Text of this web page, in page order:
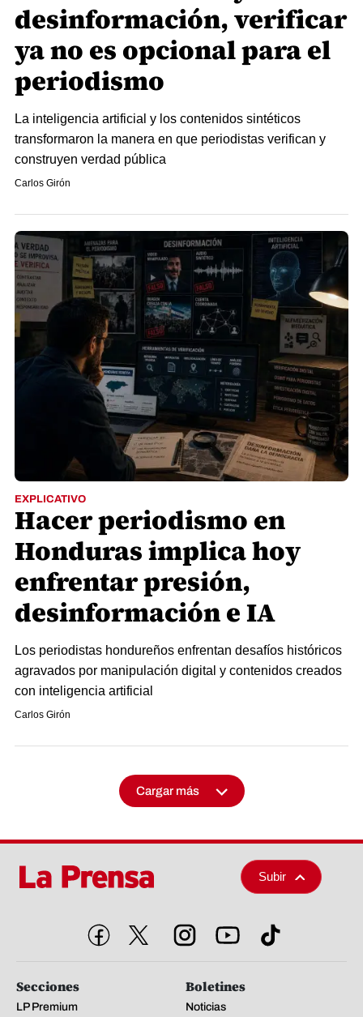
desinformación, verificar
ya no es opcional para el
periodismo
La inteligencia artificial y los contenidos sintéticos
transformaron la manera en que periodistas verifican y
construyen verdad pública
Carlos Girón
EXPLICATIVO
Hacer periodismo en
Honduras implica hoy
enfrentar presión,
desinformación e IA
Los periodistas hondureños enfrentan desafíos históricos
agravados por manipulación digital y contenidos creados
con inteligencia artificial
Carlos Girón
Cargar más
Subir
Secciones
LP Premium
Boletines
Noticias